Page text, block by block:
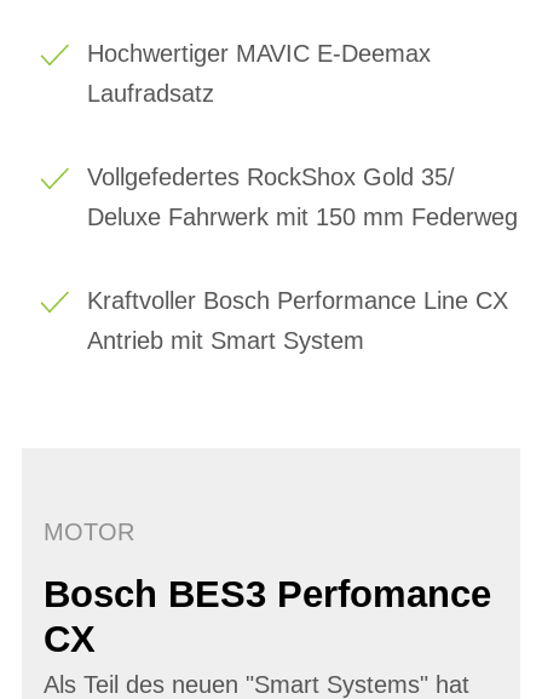
Hochwertiger MAVIC E-Deemax
Laufradsatz
Vollgefedertes RockShox Gold 35/
Deluxe Fahrwerk mit 150 mm Federweg
Kraftvoller Bosch Performance Line CX
Antrieb mit Smart System
MOTOR
Bosch BES3 Perfomance
CX
Als Teil des neuen "Smart Systems" hat